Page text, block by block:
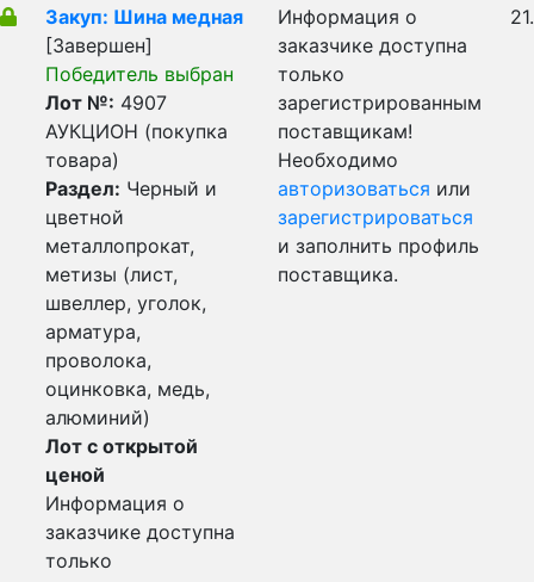
Закуп: Шина медная
[Завершен]
Победитель выбран
Лот №: 4907
АУКЦИОН (покупка
товара)
Раздел: Черный и
цветной
металлопрокат,
метизы (лист,
швеллер, уголок,
арматура,
проволока,
оцинковка, медь,
алюминий)
Лот с открытой
ценой
Информация о
заказчике доступна
только
Информация о
заказчике доступна
только
зарегистрированным
поставщикам!
Необходимо
авторизоваться или
зарегистрироваться
и заполнить профиль
поставщика.